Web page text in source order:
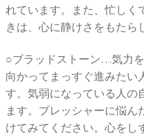
れています。また、忙しく
きは、心に静けさをもたら
○ブラッドストーン…気力
向かってまっすぐ進みたい
す。気弱になっている人の
ます。プレッシャーに悩ん
けてみてください。心をし